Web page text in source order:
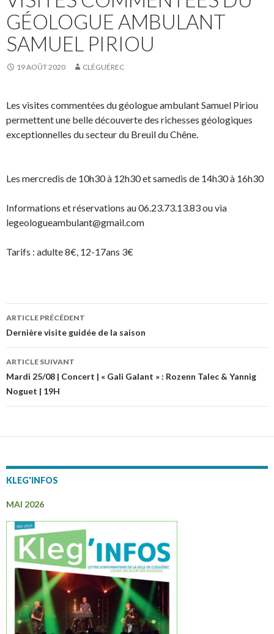
GÉOLOGUE AMBULANT
SAMUEL PIRIOU
19 AOÛT 2020 CLÉGUÉREC
Les visites commentées du géologue ambulant Samuel Piriou
permettent une belle découverte des richesses géologiques
exceptionnelles du secteur du Breuil du Chêne.
Les mercredis de 10h30 à 12h30 et samedis de 14h30 à 16h30
Informations et réservations au 06.23.73.13.83 ou via
legeologueambulant@gmail.com
Tarifs : adulte 8€, 12-17ans 3€
Navigation
des
articles
ARTICLE PRÉCÉDENT
Dernière visite guidée de la saison
ARTICLE SUIVANT
Mardi 25/08 | Concert | « Gali Galant » : Rozenn Talec & Yannig
Noguet | 19H
KLEG'INFOS
MAI 2026